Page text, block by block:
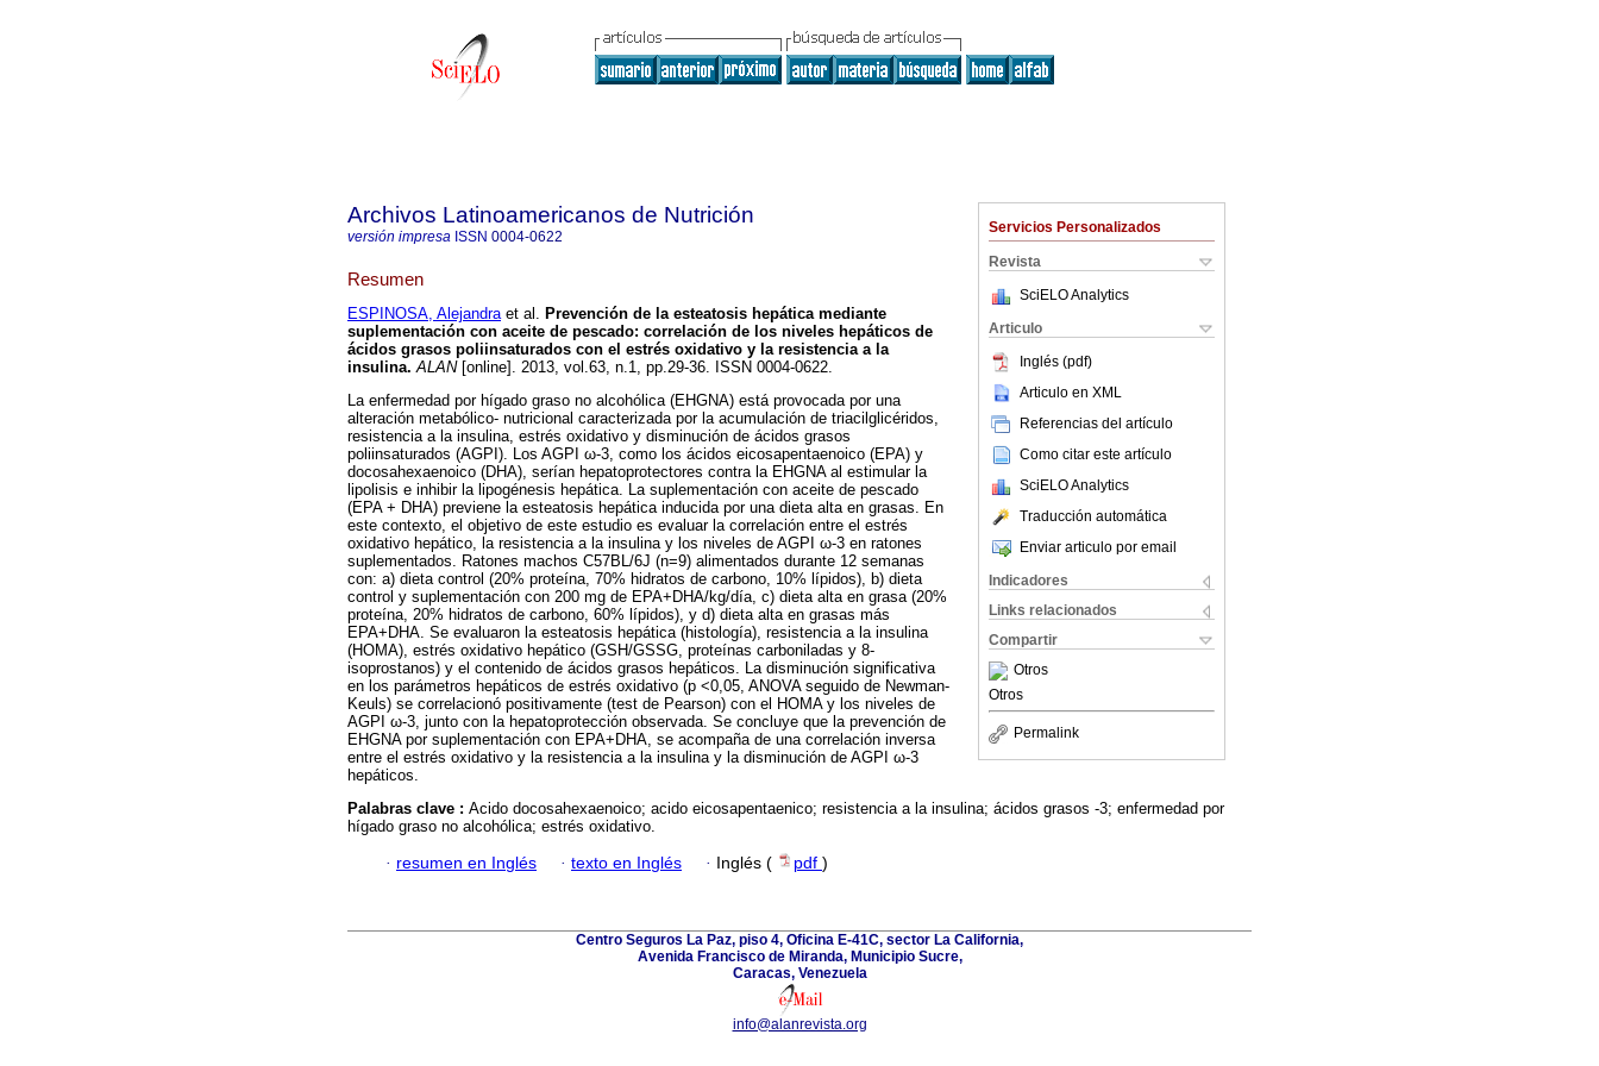
Servicios Personalizados
Revista
SciELO Analytics
Articulo
Inglés (pdf)
Articulo en XML
Referencias del artículo
Como citar este artículo
SciELO Analytics
Traducción automática
Enviar articulo por email
Indicadores
Links relacionados
Compartir
Otros
Otros
Permalink
Archivos Latinoamericanos de Nutrición
versión impresa ISSN 0004-0622
Resumen
ESPINOSA, Alejandraet al. Prevención de la esteatosis hepática mediante
suplementación con aceite de pescado: correlación de los niveles hepáticos de
ácidos grasos poliinsaturados con el estrés oxidativo y la resistencia a la
insulina. ALAN[online]. 2013, vol.63, n.1, pp.29-36. ISSN 0004-0622.
La enfermedad por hígado graso no alcohólica (EHGNA) está provocada por una
alteración metabólico- nutricional caracterizada por la acumulación de triacilglicéridos,
resistencia a la insulina, estrés oxidativo y disminución de ácidos grasos
poliinsaturados (AGPI). Los AGPI ω-3, como los ácidos eicosapentaenoico (EPA) y
docosahexaenoico (DHA), serían hepatoprotectores contra la EHGNA al estimular la
lipolisis e inhibir la lipogénesis hepática. La suplementación con aceite de pescado
(EPA + DHA) previene la esteatosis hepática inducida por una dieta alta en grasas. En
este contexto, el objetivo de este estudio es evaluar la correlación entre el estrés
oxidativo hepático, la resistencia a la insulina y los niveles de AGPI ω-3 en ratones
suplementados. Ratones machos C57BL/6J (n=9) alimentados durante 12 semanas
con: a) dieta control (20% proteína, 70% hidratos de carbono, 10% lípidos), b) dieta
control y suplementación con 200 mg de EPA+DHA/kg/día, c) dieta alta en grasa (20%
proteína, 20% hidratos de carbono, 60% lípidos), y d) dieta alta en grasas más
EPA+DHA. Se evaluaron la esteatosis hepática (histología), resistencia a la insulina
(HOMA), estrés oxidativo hepático (GSH/GSSG, proteínas carboniladas y 8-
isoprostanos) y el contenido de ácidos grasos hepáticos. La disminución significativa
en los parámetros hepáticos de estrés oxidativo (p <0,05, ANOVA seguido de Newman-
Keuls) se correlacionó positivamente (test de Pearson) con el HOMA y los niveles de
AGPI ω-3, junto con la hepatoprotección observada. Se concluye que la prevención de
EHGNA por suplementación con EPA+DHA, se acompaña de una correlación inversa
entre el estrés oxidativo y la resistencia a la insulina y la disminución de AGPI ω-3
hepáticos.
Palabras clave : Acido docosahexaenoico; acido eicosapentaenico; resistencia a la insulina; ácidos grasos -3; enfermedad por
hígado graso no alcohólica; estrés oxidativo.
· resumen en Inglés · texto en Inglés · Inglés ( pdf )
Centro Seguros La Paz, piso 4, Oficina E-41C, sector La California,
Avenida Francisco de Miranda, Municipio Sucre,
Caracas, Venezuela
info@alanrevista.org